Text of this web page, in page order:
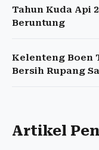
Tahun Kuda Api
Beruntung
Kelenteng Boen
Bersih Rupang
Artikel